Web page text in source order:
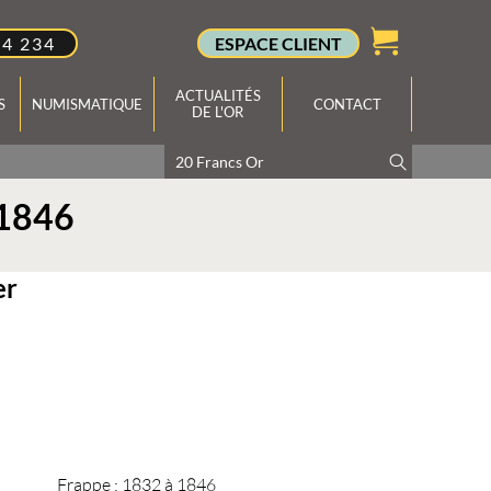
234 ESPACE CLIENT
NUMISMATIQUE
ACTUALITÉS
DE L'OR
CONTACT
Frappe : 1832 à 1846